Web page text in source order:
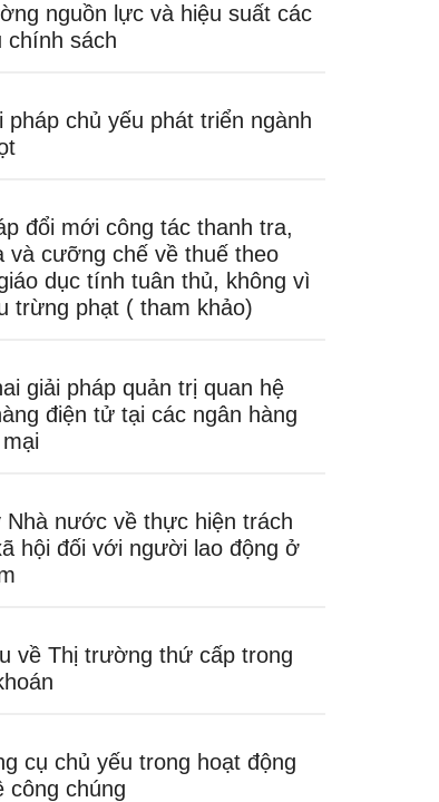
nguồn lực và hiệu suất các
chính sách
pháp chủ yếu phát triển ngành
đổi mới công tác thanh tra,
và cưỡng chế về thuế theo
dục tính tuân thủ, không vì
trừng phạt ( tham khảo)
giải pháp quản trị quan hệ
điện tử tại các ngân hàng
Nhà nước về thực hiện trách
hội đối với người lao động ở
về Thị trường thứ cấp trong
cụ chủ yếu trong hoạt động
công chúng